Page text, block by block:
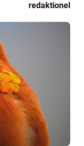
redaktionel